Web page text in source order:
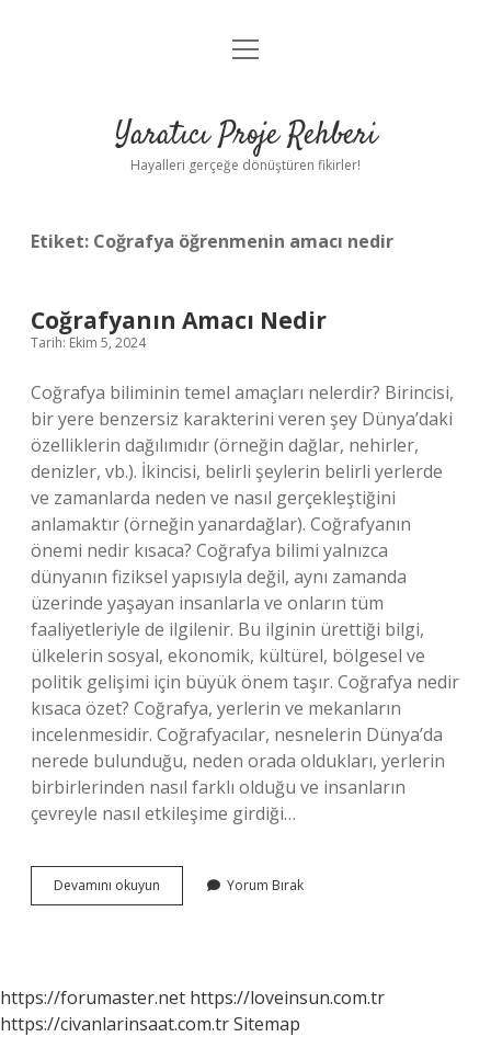
Anasayfa
Yasal Uyarı
menüyü
Yaratıcı Proje Rehberi
Hayalleri gerçeğe dönüştüren fikirler!
Etiket: Coğrafya öğrenmenin amacı nedir
Coğrafyanın Amacı Nedir
Tarih: Ekim 5, 2024
Coğrafya biliminin temel amaçları nelerdir? Birincisi,
bir yere benzersiz karakterini veren şey Dünya’daki
özelliklerin dağılımıdır (örneğin dağlar, nehirler,
denizler, vb.). İkincisi, belirli şeylerin belirli yerlerde
ve zamanlarda neden ve nasıl gerçekleştiğini
anlamaktır (örneğin yanardağlar). Coğrafyanın
önemi nedir kısaca? Coğrafya bilimi yalnızca
dünyanın fiziksel yapısıyla değil, aynı zamanda
üzerinde yaşayan insanlarla ve onların tüm
faaliyetleriyle de ilgilenir. Bu ilginin ürettiği bilgi,
ülkelerin sosyal, ekonomik, kültürel, bölgesel ve
politik gelişimi için büyük önem taşır. Coğrafya nedir
kısaca özet? Coğrafya, yerlerin ve mekanların
incelenmesidir. Coğrafyacılar, nesnelerin Dünya’da
nerede bulunduğu, neden orada oldukları, yerlerin
birbirlerinden nasıl farklı olduğu ve insanların
çevreyle nasıl etkileşime girdiği…
Devamını okuyun Coğrafyanın
Amacı
Yorum Bırak
https://forumaster.net https://loveinsun.com.tr
https://civanlarinsaat.com.trSitemap